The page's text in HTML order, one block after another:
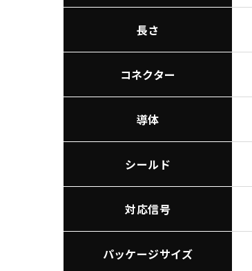
長さ
コネクター
導体
シールド
対応信号
パッケージサイズ